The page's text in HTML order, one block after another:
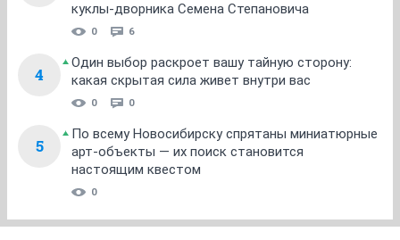
куклы-дворника Семена Степановича
0 6
4
Один выбор раскроет вашу тайную сторону:
какая скрытая сила живет внутри вас
0 0
5
По всему Новосибирску спрятаны миниатюрные
арт-объекты — их поиск становится
настоящим квестом
0